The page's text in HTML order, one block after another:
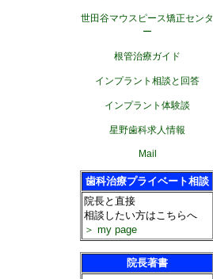
世田谷マウスピース矯正センタ
ー
根管治療ガイド
インプラント相談と回答
インプラント体験談
星野歯科求人情報
Mail
歯科治療プライベート相談
院長と直接
相談したい方はこちらへ
＞ my page
院長著書